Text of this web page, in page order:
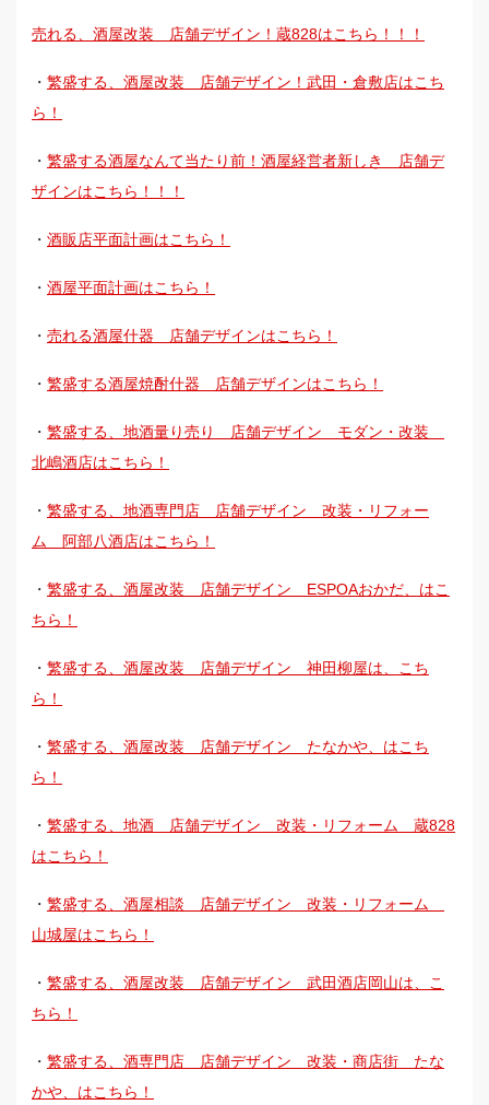
売れる、酒屋改装 店舗デザイン！蔵828はこちら！！！
・ 繁盛する、酒屋改装 店舗デザイン！武田・倉敷店はこち
ら！
・ 繁盛する酒屋なんて当たり前！酒屋経営者新しき 店舗デ
ザインはこちら！！！
・ 酒販店平面計画はこちら！
・ 酒屋平面計画はこちら！
・ 売れる酒屋什器 店舗デザインはこちら！
・ 繁盛する酒屋焼酎什器 店舗デザインはこちら！
・ 繁盛する、地酒量り売り 店舗デザイン モダン・改装
北嶋酒店はこちら！
・ 繁盛する、地酒専門店 店舗デザイン 改装・リフォー
ム 阿部八酒店はこちら！
・ 繁盛する、酒屋改装 店舗デザイン ESPOAおかだ、はこ
ちら！
・ 繁盛する、酒屋改装 店舗デザイン 神田柳屋は、こち
ら！
・ 繁盛する、酒屋改装 店舗デザイン たなかや、はこち
ら！
・ 繁盛する、地酒 店舗デザイン 改装・リフォーム 蔵828
はこちら！
・ 繁盛する、酒屋相談 店舗デザイン 改装・リフォーム
山城屋はこちら！
・ 繁盛する、酒屋改装 店舗デザイン 武田酒店岡山は、こ
ちら！
・ 繁盛する、酒専門店 店舗デザイン 改装・商店街 たな
かや、はこちら！